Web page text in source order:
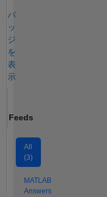
バ
ッ
ジ
を
表
示
Feeds
All
(3)
MATLAB
Answers